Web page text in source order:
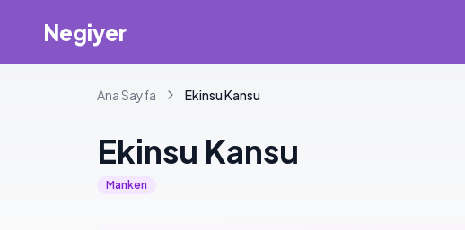
Negiyer
Ana Sayfa EkinsuKansu
Ekinsu Kansu
Manken